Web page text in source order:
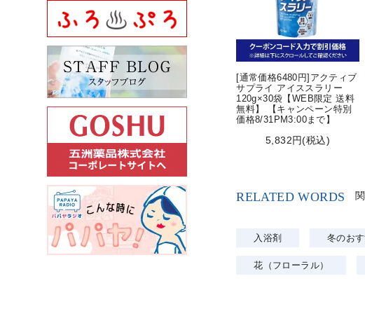
[通常価格6480円]アクティブ
サプライ アイススラリー
120g×30袋【WEB限定 送料
無料】 【キャンペーン特別
価格8/31PM3:00まで】
5,832円(税込)
RELATED WORDS
入浴剤 冬のお
花（フローラル）